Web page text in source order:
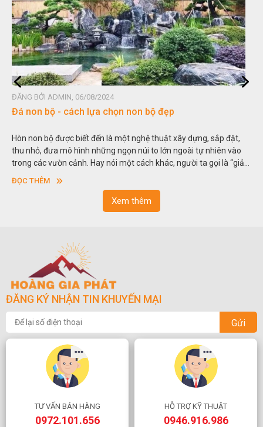
ĐĂNG BỞI ADMIN, 06/08/2024
Đá non bộ - cách lựa chọn non bộ đẹp
Hòn non bộ được biết đến là một nghệ thuật xây dựng, sắp đặt,
thu nhỏ, đưa mô hình những ngọn núi to lớn ngoài tự nhiên vào
trong các vườn cảnh. Hay nói một cách khác, người ta gọi là “giả
sơn”. Nghệ thuật hòn non bộ nhằm phục vụ cho mục đích thưởng
ngoạn và phong thủy trong cuộc sống.
ĐỌC THÊM
Xem thêm
ĐĂNG KÝ NHẬN TIN KHUYẾN MẠI
Gửi
TƯ VẤN BÁN HÀNG
0972.101.656
HỖ TRỢ KỸ THUẬT
0946.916.986